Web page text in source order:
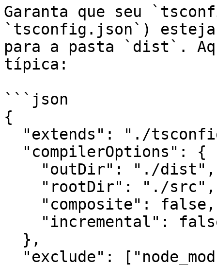
Garanta que seu
`tsconfig.json`) esteja
para a pasta `dist`.
típica:
```json
{